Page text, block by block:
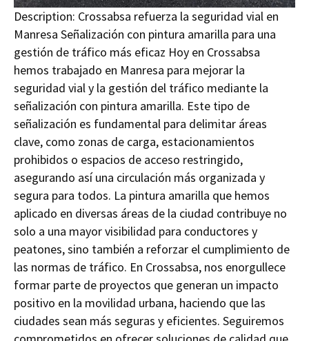
Description: Crossabsa refuerza la seguridad vial en
Manresa Señalización con pintura amarilla para una
gestión de tráfico más eficaz Hoy en Crossabsa
hemos trabajado en Manresa para mejorar la
seguridad vial y la gestión del tráfico mediante la
señalización con pintura amarilla. Este tipo de
señalización es fundamental para delimitar áreas
clave, como zonas de carga, estacionamientos
prohibidos o espacios de acceso restringido,
asegurando así una circulación más organizada y
segura para todos. La pintura amarilla que hemos
aplicado en diversas áreas de la ciudad contribuye no
solo a una mayor visibilidad para conductores y
peatones, sino también a reforzar el cumplimiento de
las normas de tráfico. En Crossabsa, nos enorgullece
formar parte de proyectos que generan un impacto
positivo en la movilidad urbana, haciendo que las
ciudades sean más seguras y eficientes. Seguiremos